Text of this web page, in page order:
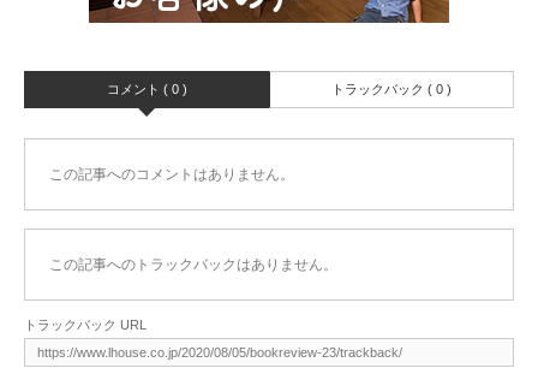
コメント ( 0 ) トラックバック ( 0 )
この記事へのコメントはありません。
この記事へのトラックバックはありません。
トラックバック URL